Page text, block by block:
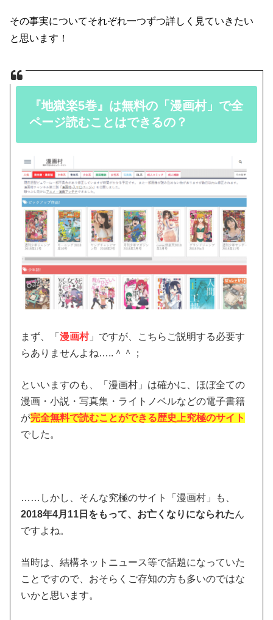
その事実についてそれぞれ一つずつ詳しく見ていきたい
と思います！
『地獄楽5巻』は無料の「漫画村」で全
ページ読むことはできるの？
まず、「漫画村」ですが、こちらご説明する必要す
らありませんよね…..＾＾；
といいますのも、「漫画村」は確かに、ほぼ全ての
漫画・小説・写真集・ライトノベルなどの電子書籍
が完全無料で読むことができる歴史上究極のサイト
でした。
……しかし、そんな究極のサイト「漫画村」も、
2018年4月11日をもって、お亡くなりになられたん
ですよね。
当時は、結構ネットニュース等で話題になっていた
ことですので、おそらくご存知の方も多いのではな
いかと思います。